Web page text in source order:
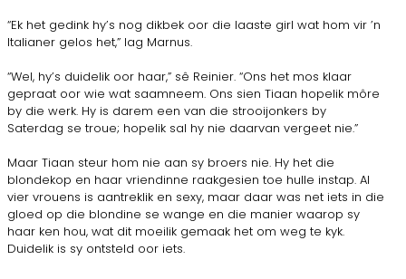
“Ek het gedink hy’s nog dikbek oor die laaste girl wat hom vir ’n
Italianer gelos het,” lag Marnus.
“Wel, hy’s duidelik oor haar,” sê Reinier. “Ons het mos klaar
gepraat oor wie wat saamneem. Ons sien Tiaan hopelik môre
by die werk. Hy is darem een van die strooijonkers by
Saterdag se troue; hopelik sal hy nie daarvan vergeet nie.”
Maar Tiaan steur hom nie aan sy broers nie. Hy het die
blondekop en haar vriendinne raakgesien toe hulle instap. Al
vier vrouens is aantreklik en sexy, maar daar was net iets in die
gloed op die blondine se wange en die manier waarop sy
haar ken hou, wat dit moeilik gemaak het om weg te kyk.
Duidelik is sy ontsteld oor iets.